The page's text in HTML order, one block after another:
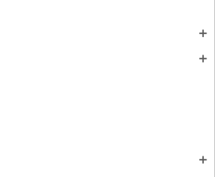
add
add
add